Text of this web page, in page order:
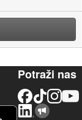
Potraži nas